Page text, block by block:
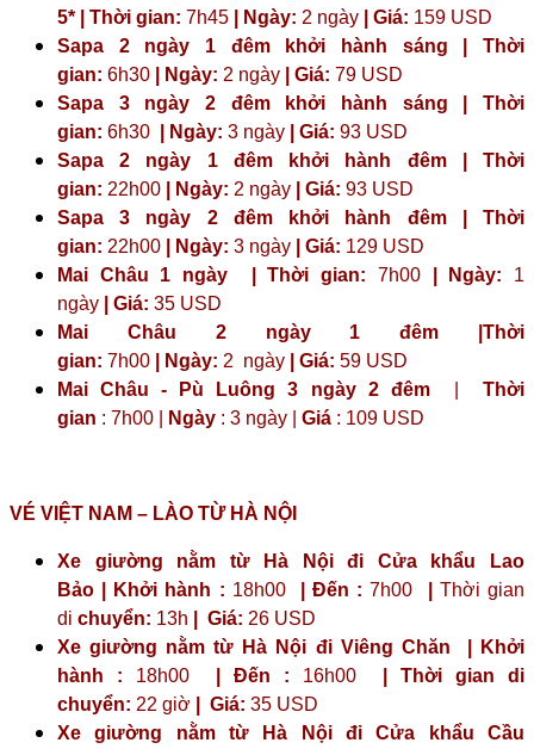
5* | Thời gian: 7h45 | Ngày: 2 ngày | Giá: 159 USD
Sapa 2 ngày 1 đêm khởi hành sáng | Thời
gian: 6h30 | Ngày: 2 ngày | Giá: 79 USD
Sapa 3 ngày 2 đêm khởi hành sáng | Thời
gian: 6h30 | Ngày: 3 ngày | Giá: 93 USD
Sapa 2 ngày 1 đêm khởi hành đêm | Thời
gian: 22h00 | Ngày: 2 ngày | Giá: 93 USD
Sapa 3 ngày 2 đêm khởi hành đêm | Thời
gian: 22h00 | Ngày: 3 ngày | Giá: 129 USD
Mai Châu 1 ngày | Thời gian: 7h00 | Ngày: 1
ngày
| Giá: 35 USD
Mai Châu 2 ngày 1 đêm |Thời
gian: 7h00 | Ngày: 2 ngày Giá: 59 USD
Mai Châu - Pù Luông 3 ngày 2 đêm
Thời
gian : 7h00 | Ngày : 3 ngày | Giá : 109 USD
VÉ VIỆT NAM – LÀO TỪ HÀ NỘI
Xe giường nằm từ Hà Nội đi Cửa khẩu Lao
Bảo | Khởi hành : 18h00| Đến : 7h00
Thời gian
di chuyển: 13h Giá: 26 USD
Xe giường nằm từ Hà Nội đi Viêng Chăn | Khởi
hành : 18h00 | Đến : 16h00 | Thời gian di
chuyển: 22 giờ | Giá: 35 USD
Xe giường nằm từ Hà Nội đi Cửa khẩu Cầu